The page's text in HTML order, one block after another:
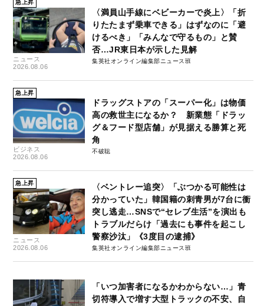
急上昇
ニュース
2026.08.06
〈満員山手線にベビーカーで炎上〉「折
りたたまず乗車できる」はずなのに「避
けるべき」「みんなで守るもの」と賛
否…JR東日本が示した見解
集英社オンライン編集部ニュース班
急上昇
ビジネス
2026.08.06
ドラッグストアの「スーパー化」は物価
高の救世主になるか？ 新業態「ドラッ
グ＆フード型店舗」が見据える勝算と死
角
不破聡
急上昇
ニュース
2026.08.06
〈ベントレー追突〉「ぶつかる可能性は
分かっていた」韓国籍の刺青男が7台に衝
突し逃走…SNSで“セレブ生活”を演出も
トラブルだらけ「過去にも事件を起こし
警察沙汰」《3度目の逮捕》
集英社オンライン編集部ニュース班
「いつ加害者になるかわからない…」青
切符導入で増す大型トラックの不安、自